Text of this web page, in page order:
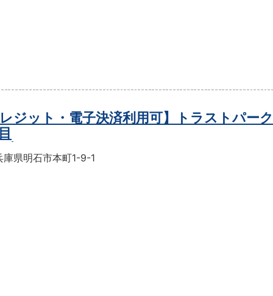
レジット・電子決済利用可】トラストパー
庫県明石市本町1-9-1